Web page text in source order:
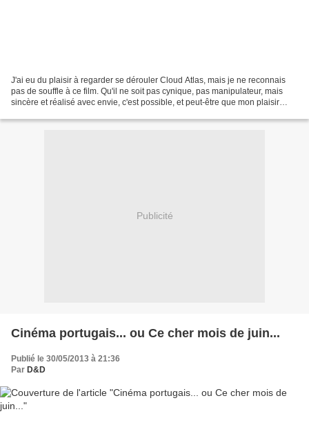
J'ai eu du plaisir à regarder se dérouler Cloud Atlas, mais je ne reconnais
pas de souffle à ce film. Qu'il ne soit pas cynique, pas manipulateur, mais
sincère et réalisé avec envie, c'est possible, et peut-être que mon plaisir
Publicité
Cinéma portugais... ou Ce cher mois de juin...
Publié le 30/05/2013 à 21:36
Par D&D